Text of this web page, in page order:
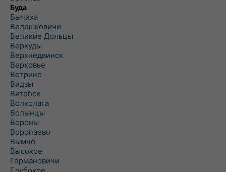
Буда
Бычиха
Велешковичи
Великие Дольцы
Веркуды
Верхнедвинск
Верховье
Ветрино
Видзы
Витебск
Волколата
Волынцы
Вороны
Воропаево
Вымно
Высокое
Германовичи